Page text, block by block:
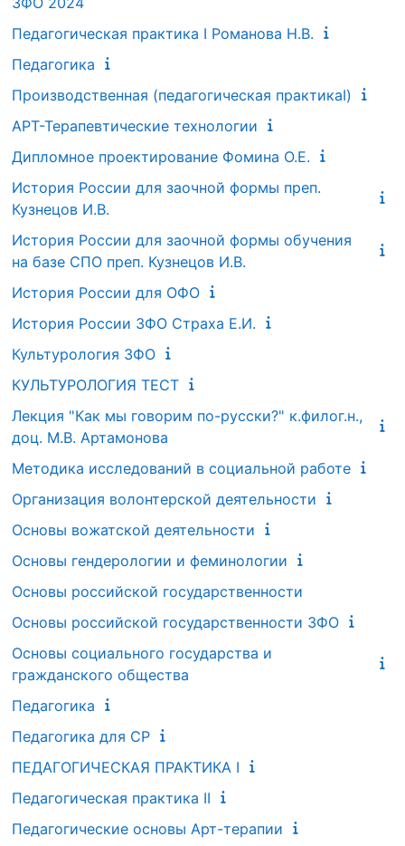
Педагогическая практика I Романова Н.В.
Педагогика
Производственная (педагогическая практикаI)
АРТ-Терапевтические технологии
Дипломное проектирование Фомина О.Е.
История России для заочной формы преп.
Кузнецов И.В.
История России для заочной формы обучения
на базе СПО преп. Кузнецов И.В.
История России для ОФО
История России ЗФО Страха Е.И.
Культурология ЗФО
КУЛЬТУРОЛОГИЯ ТЕСТ
Лекция "Как мы говорим по-русски?" к.филог.н.,
доц. М.В. Артамонова
Методика исследований в социальной работе
Организация волонтерской деятельности
Основы вожатской деятельности
Основы гендерологии и феминологии
Основы российской государственности
Основы российской государственности ЗФО
Основы социального государства и
гражданского общества
Педагогика
Педагогика для СР
ПЕДАГОГИЧЕСКАЯ ПРАКТИКА I
Педагогическая практика II
Педагогические основы Арт-терапии